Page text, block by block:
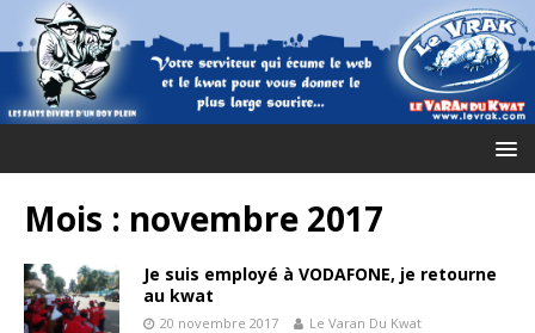
Mois : novembre 2017
Je suis employé à VODAFONE, je retourne
au kwat
20 novembre 2017 Le Varan Du Kwat